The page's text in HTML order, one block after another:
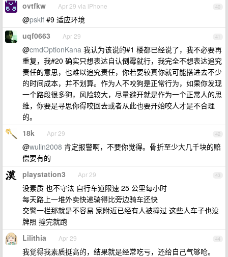
40
ovtfkw Apr 29 via iPhone
@psklf #9 适应环境
41
uqf0663 Apr 29
@cmdOptionKana 我认为该说的#1 楼都已经说了，我不必要再
重复，我#20 确实只想表达自认倒霉就行，我完全不想表达追究
责任的意思，也难以追究责任，你若要较真你就可能搭进去不少
的时间成本，并不划算。作为人不咬狗是正常行为，如果你发现
一个路段很多狗，风险较大，尽量避开就是作为一个正常人的思
维，你要是寻思你得咬回去或者从此也要开始咬人才是不合理
的。
42
18k Apr 29
@wulin2008 肯定报警啊，不要你觉得。骨折至少大几千块的赔
偿要有的
43
playstation3 Apr 29
没素质 也不守法 自行车道限速 25 公里每小时
每天路上一堆外卖快递骑得比旁边骑车还快
交警一栏那就是不容易 家附近已经有人被撞过 这些人车子也没
牌照 撞完就跑
44
Lilithia Apr 29
我觉得我素质挺高的，结果就是经常吃亏，还给自己气够呛。